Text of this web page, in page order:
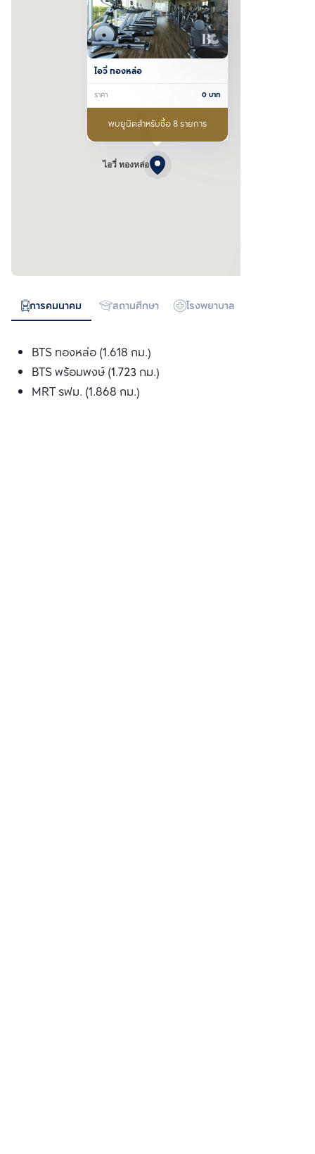
ไอวี่ ทองหล่อ
ไอวี่ ทองหล่อ
ราคา 0บาท
พบยูนิตสำหรับซื้อ 8 รายการ
การคมนาคม สถานศึกษา โรงพยาบาล
BTS ทองหล่อ (1.618 กม.)
BTS พร้อมพงษ์ (1.723 กม.)
MRT รฟม. (1.868 กม.)